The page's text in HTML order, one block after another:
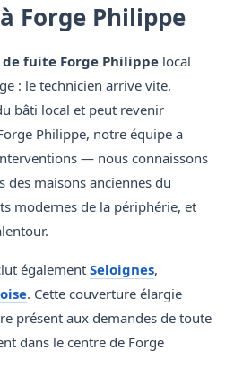
Forge Philippe
fuite Forge Philippe local
: le technicien arrive vite,
bâti local et peut revenir
Philippe, notre équipe a
— nous connaissons
des maisons anciennes du
modernes de la périphérie, et
également Seloignes,
. Cette couverture élargie
présent aux demandes de toute
dans le centre de Forge